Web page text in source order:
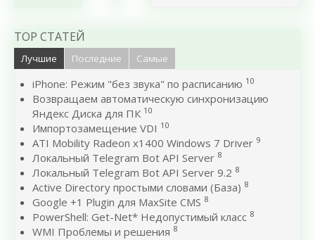
TOP СТАТЕЙ
Лучшие Последние Самые
iPhone: Режим "без звука" по расписанию 10
Возвращаем автоматическую синхронизацию
Яндекс Диска для ПК 10
Импортозамещение VDI 10
ATI Mobility Radeon x1400 Windows 7 Driver 9
Локальный Telegram Bot API Server 8
Локальный Telegram Bot API Server 9.2 8
Active Directory простыми словами (База) 8
Google +1 Plugin для MaxSite CMS 8
PowerShell: Get-Net* Недопустимый класс 8
WMI Проблемы и решения 8